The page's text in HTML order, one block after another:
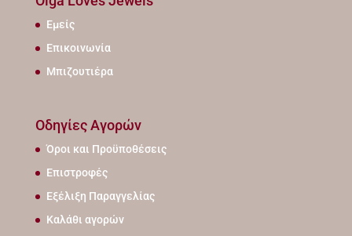
Εμείς
Επικοινωνία
Μπιζουτιέρα
Οδηγίες Αγορών
Όροι και Προϋποθέσεις
Επιστροφές
Εξέλιξη Παραγγελίας
Καλάθι αγορών